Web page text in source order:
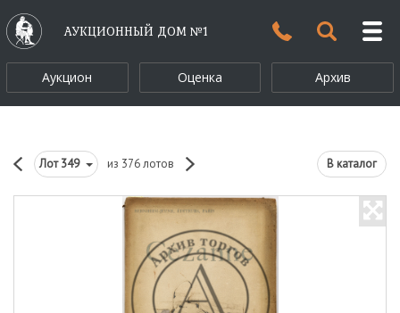
АУКЦИОННЫЙ ДОМ №1
Аукцион Оценка Архив
Лот349 из 376 лотов В каталог